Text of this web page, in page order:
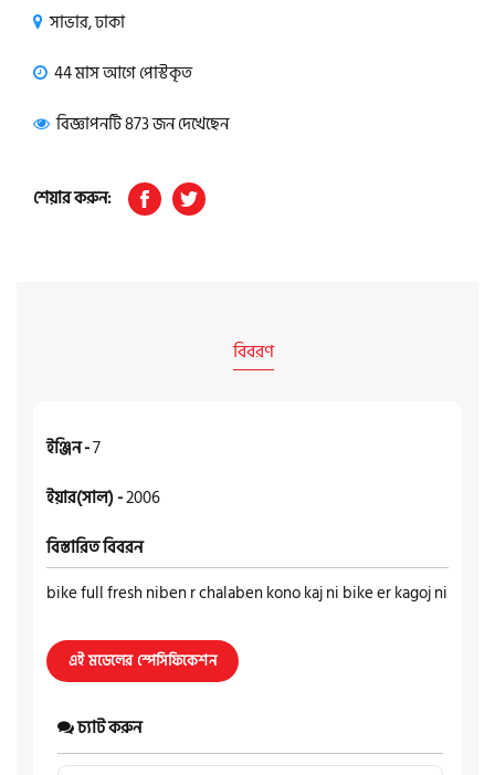
সাভার, ঢাকা
44 মাস আগে পোস্টকৃত
বিজ্ঞাপনটি 873 জন দেখেছেন
শেয়ার করুন:
বিবরণ
ইঞ্জিন -7
ইয়ার(সাল) -2006
বিস্তারিত বিবরন
bike full fresh niben r chalaben kono kaj ni bike er kagoj ni
এই মডেলের স্পেসিফিকেশন
চ্যাট করুন